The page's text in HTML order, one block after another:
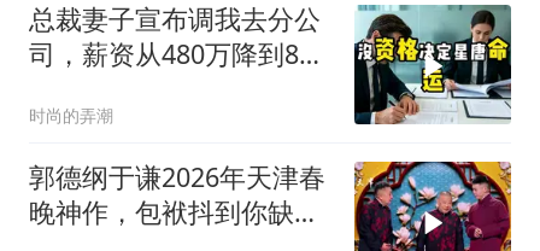
总裁妻子宣布调我去分公
司，薪资从480万降到8
时尚的弄潮
郭德纲于谦2026年天津春
晚神作，包袱抖到你缺氧